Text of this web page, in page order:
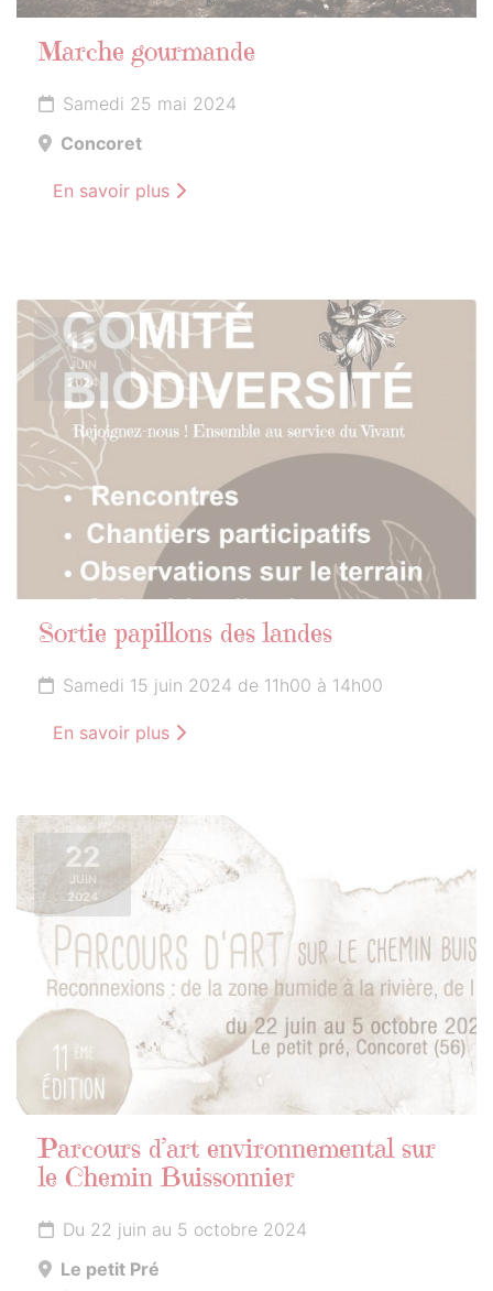
Marche gourmande
Samedi 25 mai 2024
Concoret
En savoir plus
15
JUIN
2024
Sortie papillons des landes
Samedi 15 juin 2024 de 11h00 à 14h00
En savoir plus
22
JUIN
2024
Parcours d’art environnemental sur
le Chemin Buissonnier
Du 22 juin au 5 octobre 2024
Le petit Pré